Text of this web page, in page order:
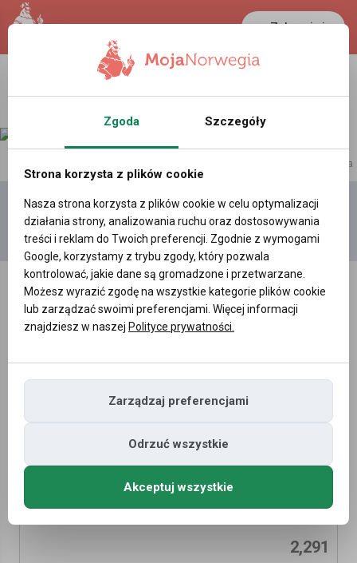
Zaloguj się
reklama
Dodaj
film
Moje
filmy
Wszystkie
La Roux - I'm Not Your Toy (Nero Remix)
2,291
Zgoda Szczegóły
Strona korzysta z plików cookie
Nasza strona korzysta z plików cookie w celu optymalizacji
działania strony, analizowania ruchu oraz dostosowywania
treści i reklam do Twoich preferencji. Zgodnie z wymogami
Google, korzystamy z trybu zgody, który pozwala
kontrolować, jakie dane są gromadzone i przetwarzane.
Możesz wyrazić zgodę na wszystkie kategorie plików cookie
lub zarządzać swoimi preferencjami. Więcej informacji
znajdziesz w naszej Polityce prywatności.
Zarządzaj preferencjami
Odrzuć wszystkie
Akceptuj wszystkie